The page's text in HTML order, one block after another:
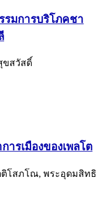
รมการบริโภคชา
ขสวัสดิ์
รเมืองของเพลโต
โสภโณ, พระอุดมสิทธิ